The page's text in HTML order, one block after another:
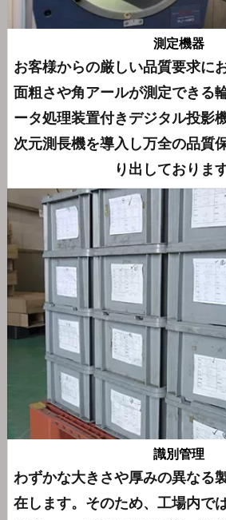
測定機器
お客様からの厳しい品質要求に
面粗さや角アールが測定できる
ータ処理装置付きデジタル投影
次元測長機を導入し万全の品質
り出しております
識別管理
わずかな大きさや厚みの異なる
在します。そのため、工場内で